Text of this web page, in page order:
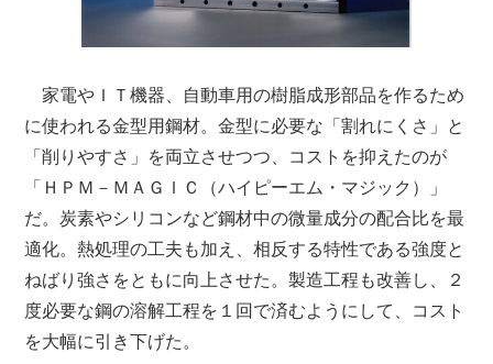
家電やＩＴ機器、自動車用の樹脂成形部品を作るため
に使われる金型用鋼材。金型に必要な「割れにくさ」と
「削りやすさ」を両立させつつ、コストを抑えたのが
「ＨＰＭ－ＭＡＧＩＣ（ハイピーエム・マジック）」
だ。炭素やシリコンなど鋼材中の微量成分の配合比を最
適化。熱処理の工夫も加え、相反する特性である強度と
ねばり強さをともに向上させた。製造工程も改善し、２
度必要な鋼の溶解工程を１回で済むようにして、コスト
を大幅に引き下げた。